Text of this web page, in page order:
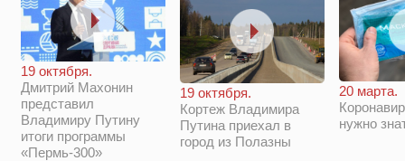
19 октября.
Дмитрий Махонин
представил
Владимиру Путину
итоги программы
«Пермь-300»
19 октября.
Кортеж Владимира
Путина приехал в
город из Полазны
20 марта.
нужно